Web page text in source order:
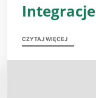
Integracje
CZYTAJ WIĘCEJ